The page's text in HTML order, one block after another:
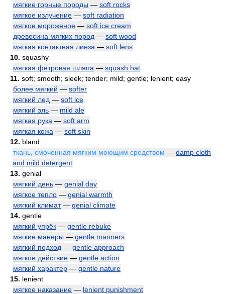
мягкие горные породы — soft rocks
мягкое излучение — soft radiation
мягкое мороженое — soft ice cream
древесина мягких пород — soft wood
мягкая контактная линза — soft lens
10. squashy
мягкая фетровая шляпа — squash hat
11. soft; smooth; sleek; tender; mild; gentle; lenient; easy
более мягкий — softer
мягкий лед — soft ice
мягкий эль — mild ale
мягкая рука — soft arm
мягкая кожа — soft skin
12. bland
ткань, смоченная мягким моющим средством — damp cloth
and mild detergent
13. genial
мягкий день — genial day
мягкое тепло — genial warmth
мягкий климат— genial climate
14. gentle
мягкий упрёк — gentle rebuke
мягкие манеры — gentle manners
мягкий подход — gentle approach
мягкое действие — gentle action
мягкий характер — gentle nature
15. lenient
мягкое наказание — lenient punishment